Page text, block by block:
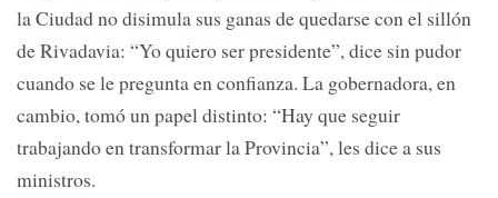
la Ciudad no disimula sus ganas de quedarse con el sillón
de Rivadavia: “Yo quiero ser presidente”, dice sin pudor
cuando se le pregunta en confianza. La gobernadora, en
cambio, tomó un papel distinto: “Hay que seguir
trabajando en transformar la Provincia”, les dice a sus
ministros.